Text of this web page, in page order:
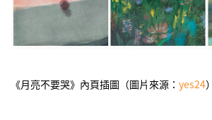
《月亮不要哭》內頁插圖（圖片來源： yes24）